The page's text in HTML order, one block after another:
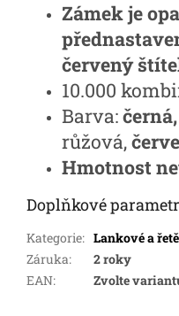
Zámek je
červený
10.000
Barva:černá,
růžová,
Hmotnost
Doplňkové
Kategorie: Lankové a
Záruka:
2 roky
EAN: Zvolte